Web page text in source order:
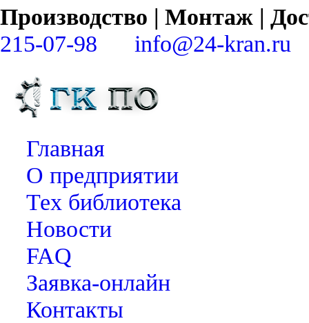
Производство | Монтаж |
215-07-98
info@24-kran.ru
Главная
О предприятии
Тех библиотека
Новости
FAQ
Заявка-онлайн
Контакты